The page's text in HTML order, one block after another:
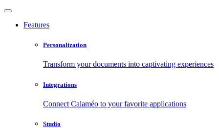
Features
Personalization
Transform your documents into captivating experiences
Integrations
Connect Calaméo to your favorite applications
Studio